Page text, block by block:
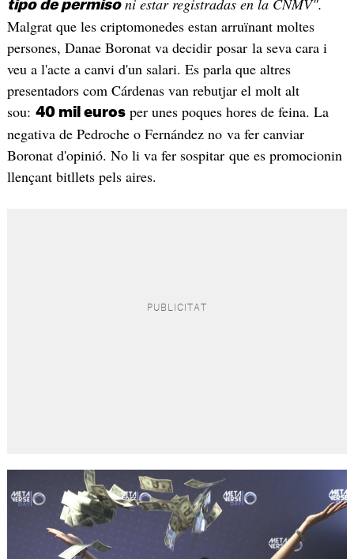
tipo de permisoni estar registradas en la CNMV".
Malgrat que les criptomonedes estan arruïnant moltes
persones, Danae Boronat va decidir posar la seva cara i
veu a l'acte a canvi d'un salari. Es parla que altres
presentadors com Cárdenas van rebutjar el molt alt
sou: 40 mil eurosper unes poques hores de feina. La
negativa de Pedroche o Fernández no va fer canviar
Boronat d'opinió. No li va fer sospitar que es promocionin
llençant bitllets pels aires.